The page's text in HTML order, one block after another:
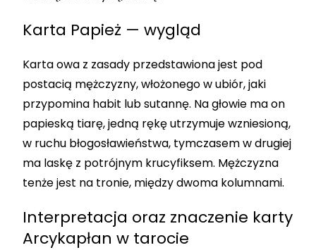
Karta Papież — wygląd
Karta owa z zasady przedstawiona jest pod
postacią mężczyzny, włożonego w ubiór, jaki
przypomina habit lub sutannę. Na głowie ma on
papieską tiarę, jedną rękę utrzymuje wzniesioną,
w ruchu błogosławieństwa, tymczasem w drugiej
ma laskę z potrójnym krucyfiksem. Mężczyzna
tenże jest na tronie, między dwoma kolumnami.
Interpretacja oraz znaczenie karty
Arcykapłan w tarocie